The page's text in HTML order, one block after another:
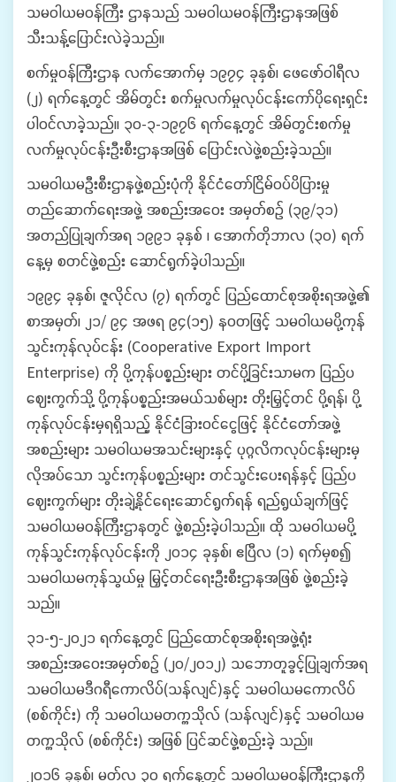
သမဝါယမဝန်ကြီး ဌာနသည် သမဝါယမဝန်ကြီးဌာနအဖြစ်
သီးသန့်ပြောင်းလဲခဲ့သည်။
စက်မှုဝန်ကြီးဌာန လက်အောက်မှ ၁၉၇၄ ခုနှစ်၊ ဖေဖော်ဝါရီလ
(၂) ရက်နေ့တွင် အိမ်တွင်း စက်မှုလက်မှုလုပ်ငန်းကော်ပိုရေးရှင်း
ပါဝင်လာခဲ့သည်။ ၃၀-၃-၁၉၇၆ ရက်နေ့တွင် အိမ်တွင်းစက်မှု
လက်မှုလုပ်ငန်းဦးစီးဌာနအဖြစ် ပြောင်းလဲဖွဲ့စည်းခဲ့သည်။
သမဝါယမဦးစီးဌာနဖွဲ့စည်းပုံကို နိုင်ငံတော်ငြိမ်ဝပ်ပိပြားမှု
တည်ဆောက်ရေးအဖွဲ့ အစည်းအဝေး အမှတ်စဉ် (၃၉/၃၁)
အတည်ပြုချက်အရ ၁၉၉၁ ခုနှစ် ၊ အောက်တိုဘာလ (၃၀) ရက်
နေ့မှ စတင်ဖွဲ့စည်း ဆောင်ရွက်ခဲ့ပါသည်။
၁၉၉၄ ခုနှစ်၊ ဇူလိုင်လ (၇) ရက်တွင် ပြည်ထောင်စုအစိုးရအဖွဲ့၏
စာအမှတ်၊ ၂၁/ ၉၄ အဖရ ၉၄(၁၅) နဝတဖြင့် သမဝါယမပို့ကုန်
သွင်းကုန်လုပ်ငန်း (Cooperative Export Import
Enterprise) ကို ပို့ကုန်ပစ္စည်းများ တင်ပို့ခြင်းသာမက ပြည်ပ
ဈေးကွက်သို့ ပို့ကုန်ပစ္စည်းအမယ်သစ်များ တိုးမြှင့်တင် ပို့ရန်၊ ပို့
ကုန်လုပ်ငန်းမှရရှိသည့် နိုင်ငံခြားဝင်ငွေဖြင့် နိုင်ငံတော်အဖွဲ့
အစည်းများ သမဝါယမအသင်းများနှင့် ပုဂ္ဂလိကလုပ်ငန်းများမှ
လိုအပ်သော သွင်းကုန်ပစ္စည်းများ တင်သွင်းပေးရန်နှင့် ပြည်ပ
ဈေးကွက်များ တိုးချဲ့နိုင်ရေးဆောင်ရွက်ရန် ရည်ရွယ်ချက်ဖြင့်
သမဝါယမဝန်ကြီးဌာနတွင် ဖွဲ့စည်းခဲ့ပါသည်။ ထို သမဝါယမပို့
ကုန်သွင်းကုန်လုပ်ငန်းကို ၂၀၁၄ ခုနှစ်၊ ဧပြီလ (၁) ရက်မှစ၍
သမဝါယမကုန်သွယ်မှု မြှင့်တင်ရေးဦးစီးဌာနအဖြစ် ဖွဲ့စည်းခဲ့
သည်။
၃၁-၅-၂၀၂၁ ရက်နေ့တွင် ပြည်ထောင်စုအစိုးရအဖွဲ့ရုံး
အစည်းအဝေးအမှတ်စဉ် (၂၀/၂၀၁၂) သဘောတူခွင့်ပြုချက်အရ
သမဝါယမဒီဂရီကောလိပ်(သန်လျင်)နှင့် သမဝါယမကောလိပ်
(စစ်ကိုင်း) ကို သမဝါယမတက္ကသိုလ် (သန်လျင်)နှင့် သမဝါယမ
တက္ကသိုလ် (စစ်ကိုင်း) အဖြစ် ပြင်ဆင်ဖွဲ့စည်းခဲ့ သည်။
၂၀၁၆ ခုနှစ်၊ မတ်လ ၃၀ ရက်နေ့တွင် သမဝါယမဝန်ကြီးဌာနကို